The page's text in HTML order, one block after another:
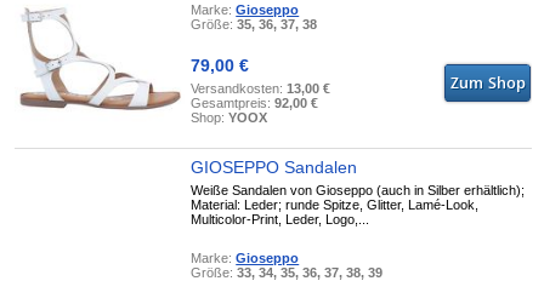
Marke:Gioseppo
Größe:35, 36, 37, 38
79,00 €
Versandkosten:13,00 €
Gesamtpreis:92,00 €
Shop:YOOX
GIOSEPPO Sandalen
Weiße Sandalen von Gioseppo (auch in Silber erhältlich);
Material: Leder; runde Spitze, Glitter, Lamé-Look,
Multicolor-Print, Leder, Logo,...
Marke:Gioseppo
Größe:33, 34, 35, 36, 37, 38, 39